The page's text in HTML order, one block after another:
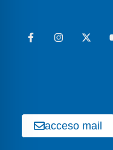
acceso mail